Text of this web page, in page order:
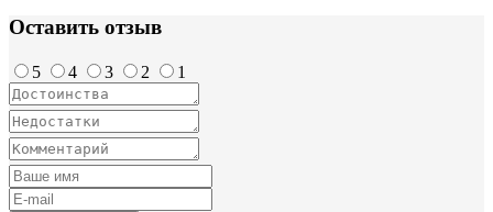
Оставить отзыв
5 4 3 2 1